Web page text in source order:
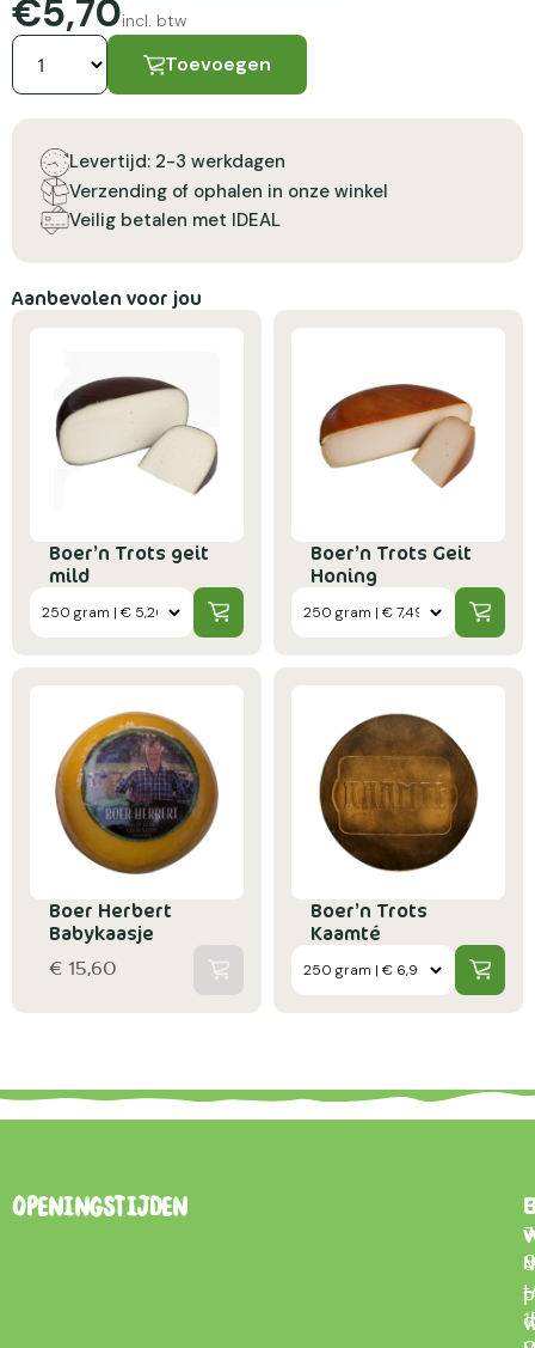
€5,70incl. btw
Toevoegen
Levertijd: 2-3 werkdagen
Verzending of ophalen in onze winkel
Veilig betalen met IDEAL
Aanbevolen voor jou
Boer’n Trots geit
mild
Boer’n Trots Geit
Honing
Boer Herbert
Babykaasje
€ 15,60
Boer’n Trots
Kaamté
Openingstijden
7
–